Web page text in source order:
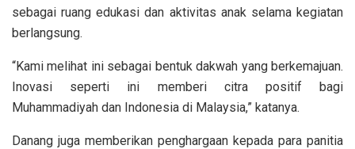
sebagai ruang edukasi dan aktivitas anak selama kegiatan
berlangsung.
“Kami melihat ini sebagai bentuk dakwah yang berkemajuan.
Inovasi seperti ini memberi citra positif bagi
Muhammadiyah dan Indonesia di Malaysia,” katanya.
Danang juga memberikan penghargaan kepada para panitia